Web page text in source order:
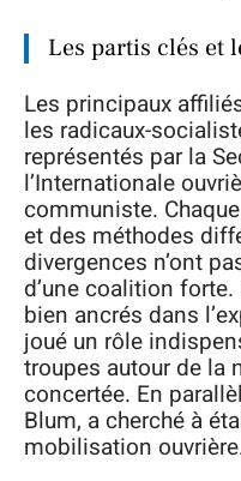
Les partis clés et
Les principaux
les radicaux-
représentés par la
l’Internationale
communiste.
et des méthodes
divergences n’ont
d’une coalition
bien ancrés dans
joué un rôle
troupes autour de la
concertée. En
Blum, a cherché à
mobilisation